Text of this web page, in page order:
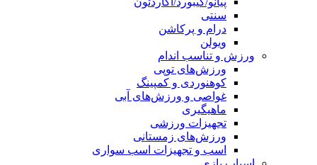
سنتی
درام و پرکاشن
ویولن
ورزش و تناسب اندام
ورزش‌های توپی
کوهنوردی و کمپینگ
غواصی و ورزش‌های آبی
ماهیگیری
تجهیزات ورزشی
ورزش‌های زمستانی
اسب و تجهیزات اسب سواری